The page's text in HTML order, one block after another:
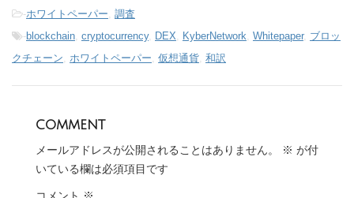
-ホワイトペーパー 調査
-blockchain cryptocurrency, DEX KyberNetwork Whitepaper, ブロッ
クチェーン
ホワイトペーパー 仮想通貨 和訳
comment
メールアドレスが公開されることはありません。 ※ が付
いている欄は必須項目です
コメント ※